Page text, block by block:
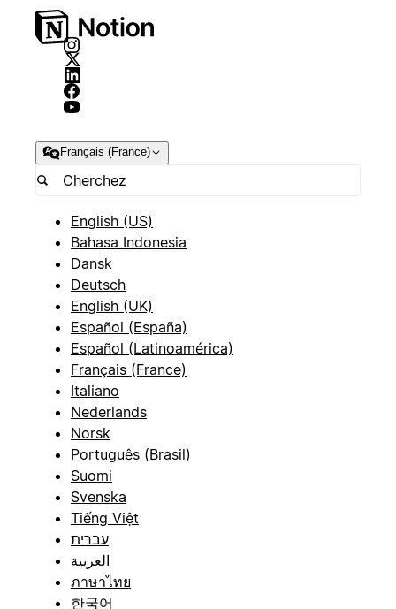
Français (France)
English (US)
Bahasa Indonesia
Dansk
Deutsch
English (UK)
Español (España)
Español (Latinoamérica)
Français (France)
Italiano
Nederlands
Norsk
Português (Brasil)
Suomi
Svenska
Tiếng Việt
עברית
العربية
ภาษาไทย
한국어